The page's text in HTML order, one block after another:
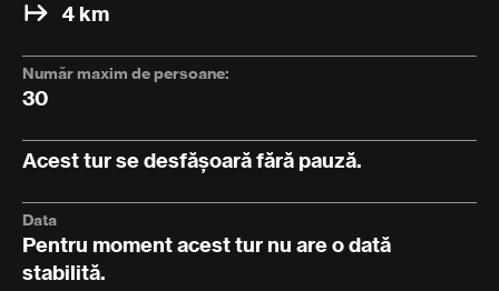
4 km
Număr maxim de persoane:
30
Acest tur se desfășoară fără pauză.
Data
Pentru moment acest tur nu are o dată
stabilită.